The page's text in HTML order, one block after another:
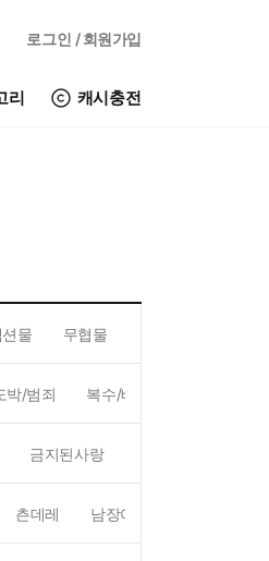
로그인 / 회원가입
리 캐시충전
션물 무협물
박/범죄 복수/배신
금지된사랑
츤데레 남장여자